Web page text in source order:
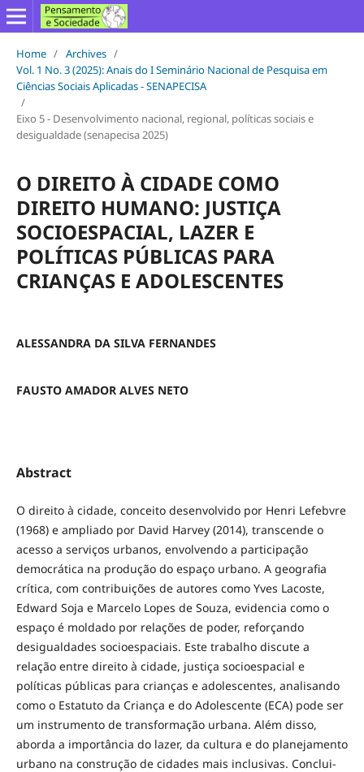
Home / Archives /
Vol. 1 No. 3 (2025): Anais do I Seminário Nacional de Pesquisa em
Ciências Sociais Aplicadas - SENAPECISA
/
Eixo 5 - Desenvolvimento nacional, regional, políticas sociais e
desigualdade (senapecisa 2025)
O DIREITO À CIDADE COMO
DIREITO HUMANO: JUSTIÇA
SOCIOESPACIAL, LAZER E
POLÍTICAS PÚBLICAS PARA
CRIANÇAS E ADOLESCENTES
ALESSANDRA DA SILVA FERNANDES
FAUSTO AMADOR ALVES NETO
Abstract
O direito à cidade, conceito desenvolvido por Henri Lefebvre
(1968) e ampliado por David Harvey (2014), transcende o
acesso a serviços urbanos, envolvendo a participação
democrática na produção do espaço urbano. A geografia
crítica, com contribuições de autores como Yves Lacoste,
Edward Soja e Marcelo Lopes de Souza, evidencia como o
espaço é moldado por relações de poder, reforçando
desigualdades socioespaciais. Este trabalho discute a
relação entre direito à cidade, justiça socioespacial e
políticas públicas para crianças e adolescentes, analisando
como o Estatuto da Criança e do Adolescente (ECA) pode ser
um instrumento de transformação urbana. Além disso,
aborda a importância do lazer, da cultura e do planejamento
urbano na construção de cidades mais inclusivas. Conclui-